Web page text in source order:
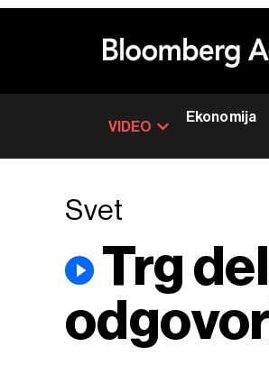
VIDEO
Ekonomija
Svet
Trg